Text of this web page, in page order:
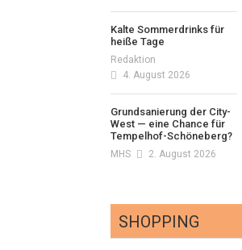
Kalte Sommerdrinks für
heiße Tage
Redaktion
4. August 2026
Grundsanierung der City-
West — eine Chance für
Tempelhof-Schöneberg?
MHS 2. August 2026
SHOPPING